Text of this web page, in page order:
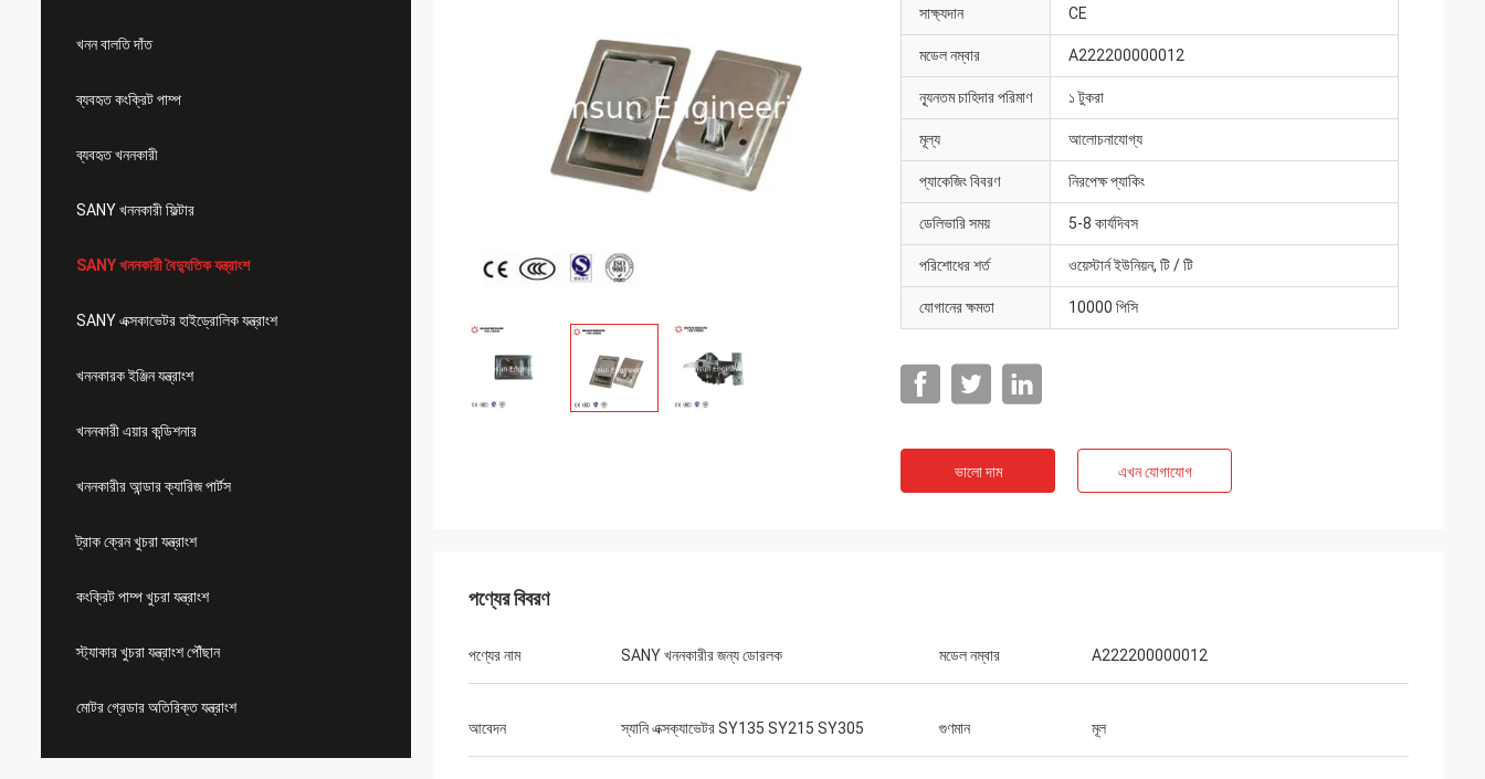
খনন বালতি দাঁত
ব্যবহৃত কংক্রিট পাম্প
ব্যবহৃত খননকারী
SANY খননকারী ফিল্টার
SANY খননকারী বৈদ্যুতিক যন্ত্রাংশ
SANY এক্সকাভেটর হাইড্রোলিক যন্ত্রাংশ
খননকারক ইঞ্জিন যন্ত্রাংশ
খননকারী এয়ার কন্ডিশনার
খননকারীর আন্ডার ক্যারিজ পার্টস
ট্রাক ক্রেন খুচরা যন্ত্রাংশ
কংক্রিট পাম্প খুচরা যন্ত্রাংশ
স্ট্যাকার খুচরা যন্ত্রাংশ পৌঁছান
মোটর গ্রেডার অতিরিক্ত যন্ত্রাংশ
সাক্ষ্যদান CE
মডেল নম্বার A222200000012
ন্যূনতম চাহিদার পরিমাণ ১ টুকরা
মূল্য আলোচনাযোগ্য
প্যাকেজিং বিবরণ নিরপেক্ষ প্যাকিং
ডেলিভারি সময় 5-8 কার্যদিবস
পরিশোধের শর্ত ওয়েস্টার্ন ইউনিয়ন, টি / টি
যোগানের ক্ষমতা 10000 পিসি
ভালো দাম এখন যোগাযোগ
পণ্যের বিবরণ
পণ্যের নাম SANY খননকারীর জন্য ডোরলক মডেল নম্বার A222200000012
আবেদন স্যানি এক্সক্যাভেটর SY135 SY215 SY305 গুণমান মূল